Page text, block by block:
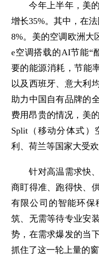
今年上半年，美的
增长35%。其中，在
8%。美的空调欧洲大
e空调搭载的AI节能“
要的能源消耗，节能
以及西班牙、意大利
助力中国自有品牌的
费用昂贵的情况，美
Split（移动分体式）
利、荷兰等国家大受欢
针对高温需求快、
商盯得准、跑得快、
有限公司的智能环保
筑、无需等待专业安
势，在需求爆发的当
抓住了这一轮上量的窗